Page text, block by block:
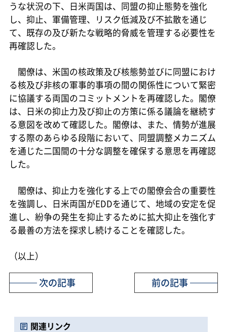
うな状況の下、日米両国は、同盟の抑止態勢を強化
し、抑止、軍備管理、リスク低減及び不拡散を通じ
て、既存の及び新たな戦略的脅威を管理する必要性を
再確認した。
閣僚は、米国の核政策及び核態勢並びに同盟におけ
る核及び非核の軍事的事項の間の関係性について緊密
に協議する両国のコミットメントを再確認した。閣僚
は、日米の抑止力及び抑止の方策に係る議論を継続す
る意図を改めて確認した。閣僚は、また、情勢が進展
する際のあらゆる段階において、同盟調整メカニズム
を通じた二国間の十分な調整を確保する意思を再確認
した。
閣僚は、抑止力を強化する上での閣僚会合の重要性
を強調し、日米両国がEDDを通じて、地域の安定を促
進し、紛争の発生を抑止するために拡大抑止を強化す
る最善の方法を探求し続けることを確認した。
（以上）
前の記事
次の記事
関連リンク